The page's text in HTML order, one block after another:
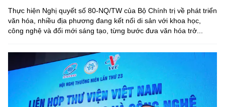
Thực hiện Nghị quyết số 80-NQ/TW của Bộ Chính trị về phát triển
văn hóa, nhiều địa phương đang kết nối di sản với khoa học,
công nghệ và đổi mới sáng tạo, từng bước đưa văn hóa trở...